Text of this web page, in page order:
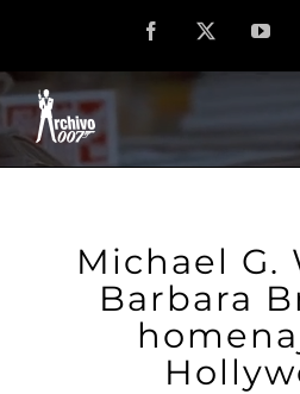
contenido
Facebook
Michael G.
Barbara